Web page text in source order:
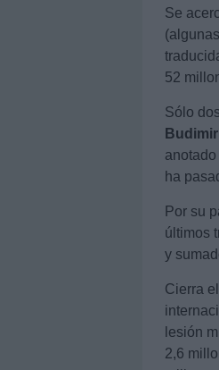
Se
52
Sólo
Budimir
ha
Por su
últimos
y
Cierra
lesión
2,6